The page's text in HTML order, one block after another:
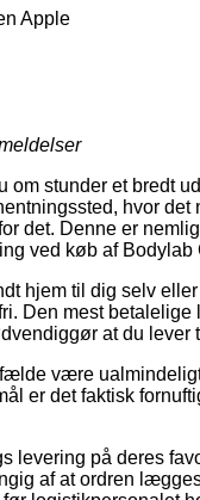
Apple
stunder et bredt
hvor
det. Denne er
ved køb af
hjem til dig selv
Den mest
at du lever
være
er det faktisk
levering på deres
af at ordren